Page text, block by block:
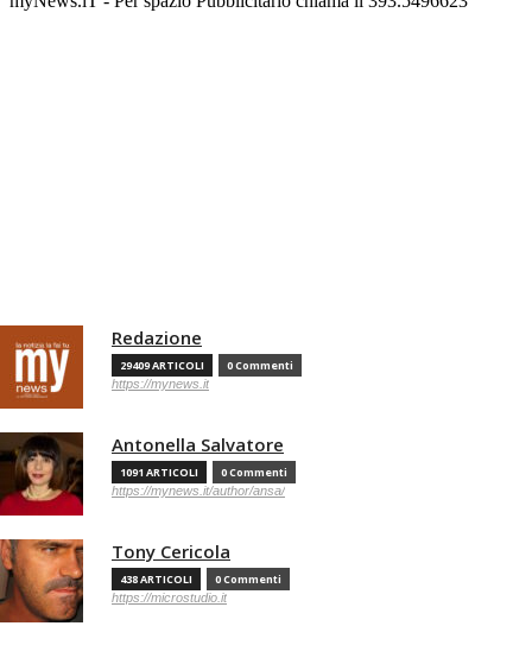
Redazione
29409 ARTICOLI 0 Commenti
https://mynews.it
Antonella Salvatore
1091 ARTICOLI 0 Commenti
https://mynews.it/author/ansa/
Tony Cericola
438 ARTICOLI 0 Commenti
https://microstudio.it